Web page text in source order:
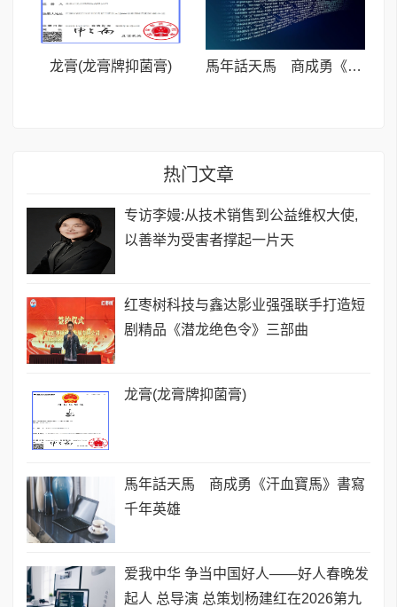
龙膏(龙膏牌抑菌膏) 馬年話天馬 商成勇《汗血寶馬》書寫千年英雄
热门文章
专访李嫚:从技术销售到公益维权大使,
以善举为受害者撑起一片天
红枣树科技与鑫达影业强强联手打造短
剧精品《潜龙绝色令》三部曲
龙膏(龙膏牌抑菌膏)
馬年話天馬 商成勇《汗血寶馬》書寫
千年英雄
爱我中华 争当中国好人——好人春晚发
起人 总导演 总策划杨建红在2026第九